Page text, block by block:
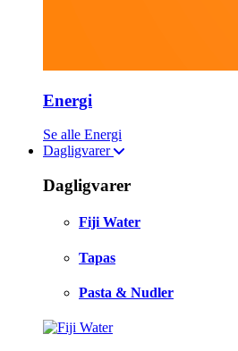
Energi
Se alle Energi
Dagligvarer
Dagligvarer
Fiji Water
Tapas
Pasta & Nudler